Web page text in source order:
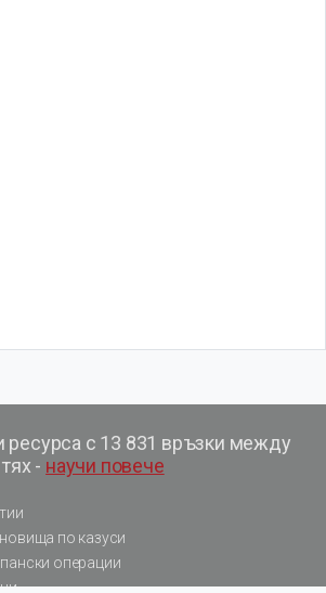
ресурса с 13 831 връзки между
тях - научи повече
по казуси
операции